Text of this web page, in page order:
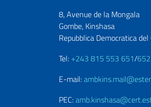
8, Avenue de la Mongala
Gombe, Kinshasa
Repubblica Democratica del
Tel: +243 815 553 651/652
E-mail:
PEC: